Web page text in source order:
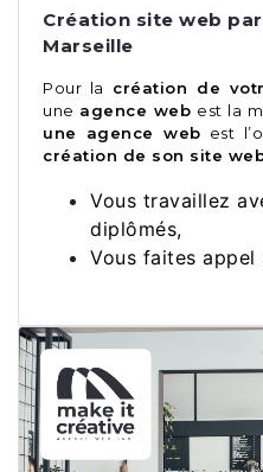
Création site web
Marseille
Pour la création de
une agence web est la
une agence web est
création de son site
Vous travaillez
diplômés,
Vous faites appel